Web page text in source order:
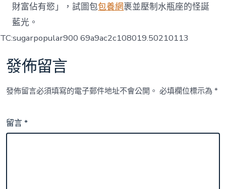
財富佔有慾」，試圖包包養網裹並壓制水瓶座的怪誕
藍光。
TC:sugarpopular900 69a9ac2c108019.50210113
發佈留言
發佈留言必須填寫的電子郵件地址不會公開。 必填欄位標示為*
留言*